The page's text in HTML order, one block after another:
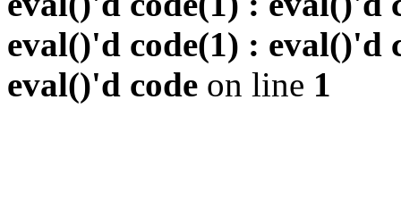
eval()'d code(1) : eval()'d
eval()'d code on line 1